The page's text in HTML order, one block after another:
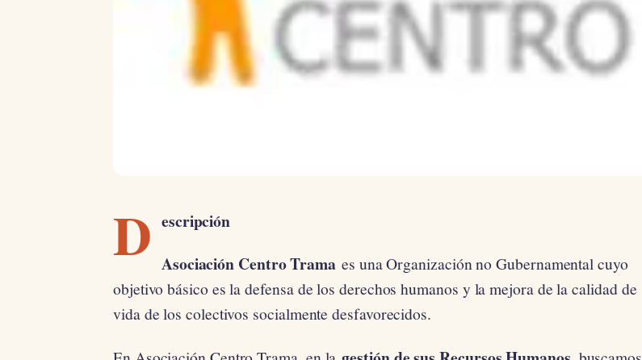
D escripción
Asociación Centro Trama es una Organización no Gubernamental cuyo
objetivo básico es la defensa de los derechos humanos y la mejora de la calidad de
vida de los colectivos socialmente desfavorecidos.